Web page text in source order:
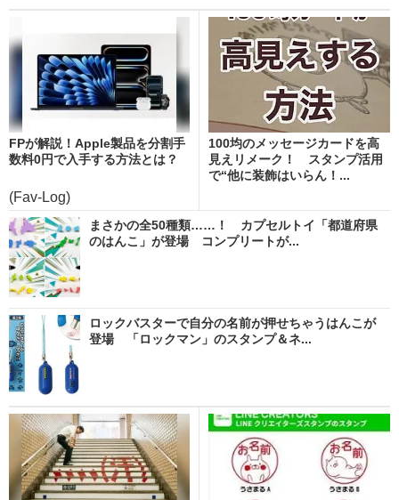
FPが解説！Apple製品を分割手
数料0円で入手する方法とは？
(Fav-Log)
100均のメッセージカードを高
見えリメーク！ スタンプ活用
で“他に装飾はいらん！...
まさかの全50種類……！ カプセルトイ「都道府県
のはんこ」が登場 コンプリートが...
ロックバスターで自分の名前が押せちゃうはんこが
登場 「ロックマン」のスタンプ＆ネ...